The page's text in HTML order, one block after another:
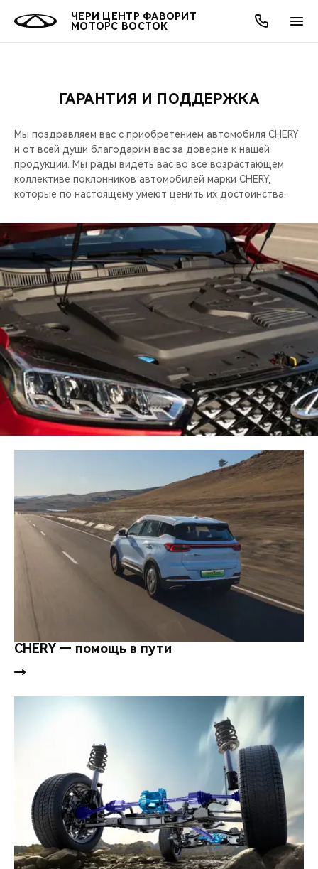
ЧЕРИ ЦЕНТР ФАВОРИТ
МОТОРС ВОСТОК
МОДЕЛИ
ВСЕ МОДЕЛИ
КРОССОВЕРЫ
СЕДАНЫ
НОВИНКИ
ПОКУПАТЕЛЯМ
ВЫБОР И ПОКУПКА
КРЕДИТ И СТРАХОВАНИЕ
ВЛАДЕЛЬЦАМ
СЕРВИС
ЗАПЧАСТИ И АКСЕССУАРЫ
CHERY CONNECT
МИР CHERY
АКСЕССУАРЫ
О БРЕНДЕ
ЛЮДИ CHERY
БЛАГОТВОРИТЕЛЬНОСТЬ
CHERY REMOTE
CHERY И СПОРТ
НАШИ МЕРОПРИЯТИЯ
ВИДЕООБЗОРЫ
АКЦИИ
ВЫГОДЫ И АКЦИИ
ОНЛАЙН СЕРВИСЫ
ВЫБОР И ПОКУПКА
КРЕДИТ
О КОМПАНИИ
О НАС
МЫ В СОЦСЕТЯХ
ГАРАНТИЯ И ПОДДЕРЖКА
Мы поздравляем вас с приобретением автомобиля CHERY
и от всей души благодарим вас за доверие к нашей
продукции. Мы рады видеть вас во все возрастающем
коллективе поклонников автомобилей марки CHERY,
которые по настоящему умеют ценить их достоинства.
CHERY — помощь в пути